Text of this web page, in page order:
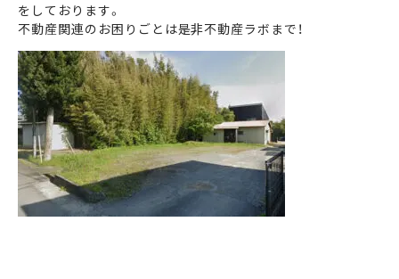
イイナミ
0120-41-1173
メールでお問い合わせ
LINEでお問い合わせ
をしております。
不動産関連のお困りごとは是非不動産ラボまで！